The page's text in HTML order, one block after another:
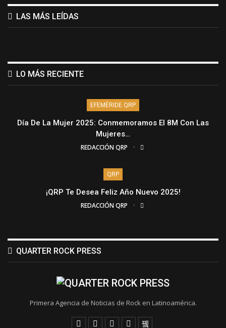
LAS MÁS LEÍDAS
LO MÁS RECIENTE
EFEMÉRIDE QRP
Día De La Mujer 2025: Conmemoramos El 8M Con Las
Mujeres…
REDACCIÓN QRP
QRP
¡QRP Te Desea Feliz Año Nuevo 2025!
REDACCIÓN QRP
QUARTER ROCK PRESS
Primera Agencia de Noticias de Rock en Latinoamérica.